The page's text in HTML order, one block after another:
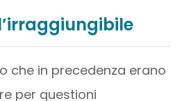
che in precedenza erano
per questioni